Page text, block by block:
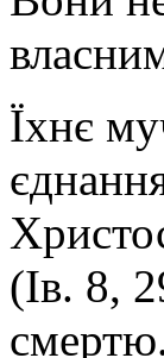
Їхнє
(Ів. 8,